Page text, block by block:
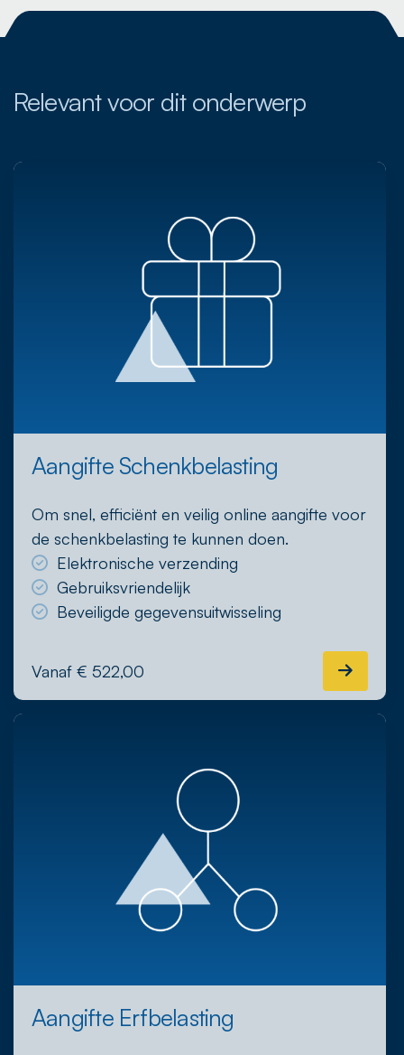
Relevant voor dit onderwerp
Aangifte Schenkbelasting
Om snel, efficiënt en veilig online aangifte voor
de schenkbelasting te kunnen doen.
Elektronische verzending
Gebruiksvriendelijk
Beveiligde gegevensuitwisseling
Vanaf € 522,00
Aangifte Erfbelasting